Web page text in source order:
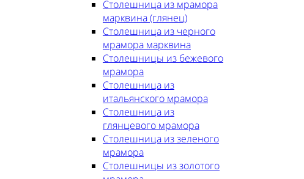
Столешница из мрамора
марквина (глянец)
Столешница из черного
мрамора марквина
Столешницы из бежевого
мрамора
Столешница из
итальянского мрамора
Столешница из
глянцевого мрамора
Столешница из зеленого
мрамора
Столешницы из золотого